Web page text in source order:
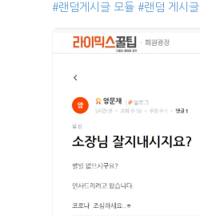
#랜덤게시글 모듈 #랜덤 게시글